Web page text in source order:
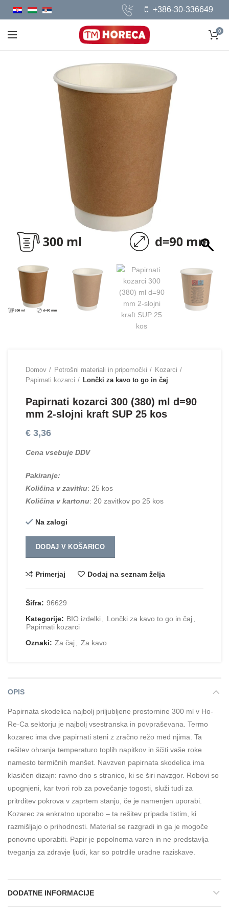
+386-30-336649
0
Domov Potrošni materiali in pripomočki
Kozarci
Papirnati kozarci
Lončki za kavo to go in čaj
Papirnati kozarci 300 (380) ml d=90
mm 2-slojni kraft SUP 25 kos
€ 3,36
Cena vsebuje DDV
Pakiranje:
Količina v zavitku: 25 kos
Količina v kartonu: 20 zavitkov po 25 kos
Na zalogi
DODAJ V KOŠARICO
Primerjaj Dodaj na seznam želja
Šifra: 96629
Kategorije: BIO izdelki Lončki za kavo to go in čaj
Papirnati kozarci
Oznaki: Za čaj Za kavo
OPIS
Papirnata skodelica najbolj priljubljene prostornine 300 ml v Ho-
Re-Ca sektorju je najbolj vsestranska in povpraševana. Termo
kozarec ima dve papirnati steni z zračno režo med njima. Ta
rešitev ohranja temperaturo toplih napitkov in ščiti vaše roke
namesto termičnih manšet. Navzven papirnata skodelica ima
klasičen dizajn: ravno dno s stranico, ki se širi navzgor. Robovi so
upognjeni, kar tvori rob za povečanje togosti, služi tudi za
pritrditev pokrova v zaprtem stanju, če je namenjen uporabi.
Kozarec za enkratno uporabo – ta rešitev pripada tistim, ki
razmišljajo o prihodnosti. Material se razgradi in ga je mogoče
ponovno uporabiti. Papir je popolnoma varen in ne predstavlja
tveganja za zdravje ljudi, kar so potrdile uradne raziskave.
DODATNE INFORMACIJE